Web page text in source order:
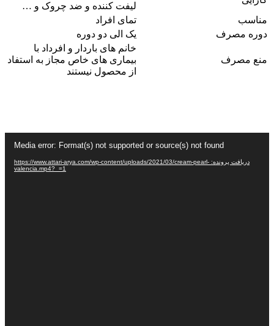
لیفت کننده و ضد چروک و …
مناسب
تمای افراد
دوره مصرف
یک الی دو دوره
منع مصرف
خانم های باردار و افرداد با
بیماری های خاص مجاز به استفاد
از محصول نیستند
Media error: Format(s) not supported or source(s) not found
دریافت پرونده: https://www.attari-arya.com/wp-content/uploads/2021/03/cream-pearl-
valencia.mp4?_=1